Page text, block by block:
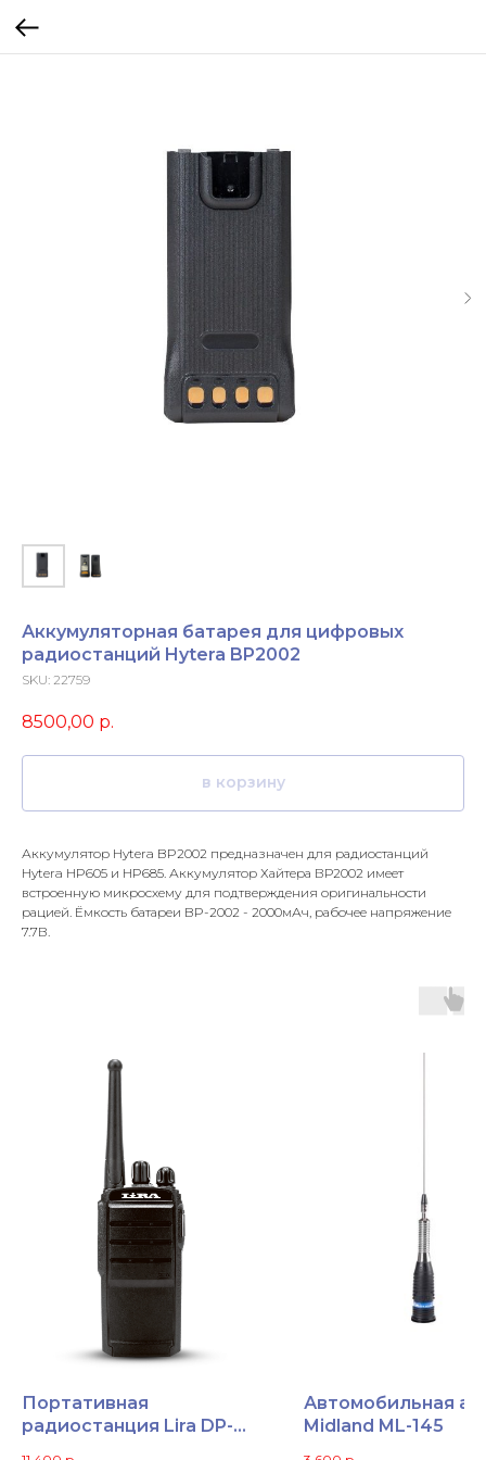
Аккумуляторная батарея для цифровых
радиостанций Hytera BP2002
SKU: 22759
8500,00 р.
в корзину
Аккумулятор Hytera BP2002 предназначен для радиостанций
Hytera HP605 и HP685. Аккумулятор Хайтера ВР2002 имеет
встроенную микросхему для подтверждения оригинальности
рацией. Ёмкость батареи BP-2002 - 2000мАч, рабочее напряжение
7.7В.
Портативная
радиостанция Lira DP-
Автомобильная
Midland ML-145